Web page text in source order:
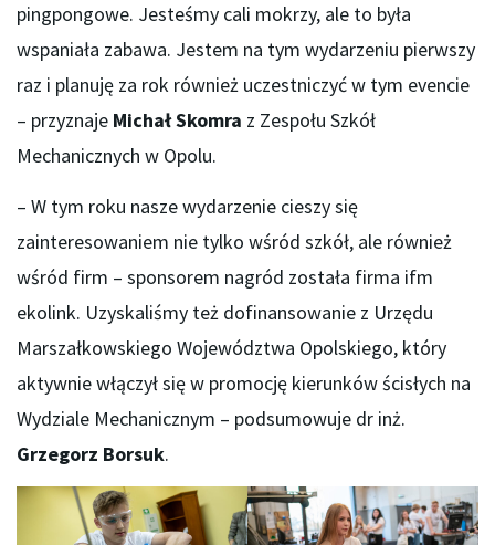
pingpongowe. Jesteśmy cali mokrzy, ale to była
wspaniała zabawa. Jestem na tym wydarzeniu pierwszy
raz i planuję za rok również uczestniczyć w tym evencie
– przyznaje Michał Skomra z Zespołu Szkół
Mechanicznych w Opolu.
– W tym roku nasze wydarzenie cieszy się
zainteresowaniem nie tylko wśród szkół, ale również
wśród firm – sponsorem nagród została firma ifm
ekolink. Uzyskaliśmy też dofinansowanie z Urzędu
Marszałkowskiego Województwa Opolskiego, który
aktywnie włączył się w promocję kierunków ścisłych na
Wydziale Mechanicznym – podsumowuje dr inż.
Grzegorz Borsuk.